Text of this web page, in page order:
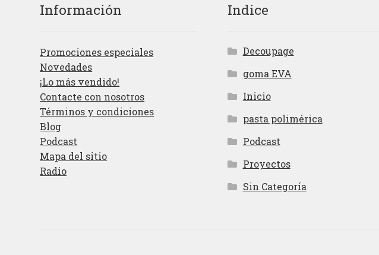
Información
Promociones especiales
Novedades
¡Lo más vendido!
Contacte con nosotros
Términos y condiciones
Blog
Podcast
Mapa del sitio
Radio
Indice
Decoupage
goma EVA
Inicio
pasta polimérica
Podcast
Proyectos
Sin Categoría